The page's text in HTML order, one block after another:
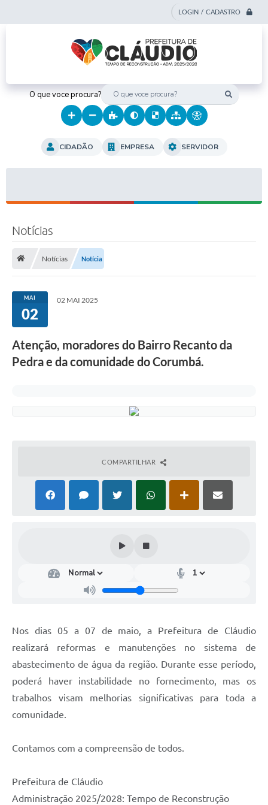
LOGIN / CADASTRO
O que voce procura?
CIDADÃO EMPRESA SERVIDOR
Notícias
Notícias Notícia
MAI
02
02 MAI 2025
Atenção, moradores do Bairro Recanto da
Pedra e da comunidade do Corumbá.
COMPARTILHAR
Nos dias 05 a 07 de maio, a Prefeitura de Cláudio
realizará reformas e manutenções no sistema de
abastecimento de água da região. Durante esse período,
poderá haver instabilidade no fornecimento, mas os
trabalhos visam melhorias significativas para toda a
comunidade.
Contamos com a compreensão de todos.
Prefeitura de Cláudio
Administração 2025/2028: Tempo de Reconstrução